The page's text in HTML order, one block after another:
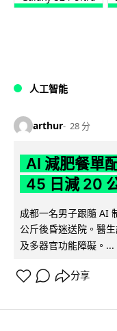
人工智能
arthur 28 分
AI 減肥餐單
45 日減 20
成都一名男子跟隨 AI
公斤後昏迷送院。醫
及多器官功能障礙。...
分享